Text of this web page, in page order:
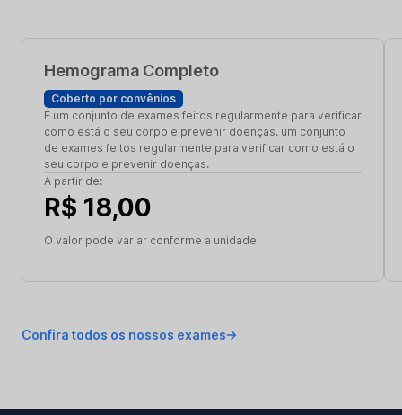
Hemograma Completo
Coberto por convênios
É um conjunto de exames feitos regularmente para verificar
como está o seu corpo e prevenir doenças. um conjunto
de exames feitos regularmente para verificar como está o
seu corpo e prevenir doenças.
A partir de:
R$ 18,00
O valor pode variar conforme a unidade
Confira todos os nossos exames